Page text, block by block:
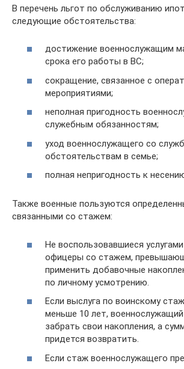
В перечень льгот по обслуживанию
следующие обстоятельства:
достижение военнослужащим
срока его работы в ВС;
сокращение, связанное с
мероприятиями;
неполная пригодность
служебным обязанностям;
уход военнослужащего со
обстоятельствам в семье;
полная непригодность к
Также военные пользуются
связанными со стажем:
Не воспользовавшиеся
офицеры со стажем,
применить добавочные
по личному усмотрению.
Если выслуга по воинскому
меньше 10 лет,
забрать свои накопления, а
придется возвратить.
Если стаж военнослужащего